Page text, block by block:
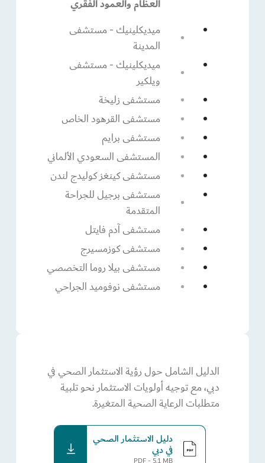
العظام والعمود الفقري
ميديكلينيك - مستشفى
المدينة
ميديكلينيك - مستشفى
ويلكير
مستشفى زليخة
مستشفى القرهود الخاص
مستشفى برايم
المستشفى السعودي الألماني
مستشفى كينغز كوليدج لندن
مستشفى برجيل للجراحة
المتقدمة
مستشفى آدم فايتل
مستشفى كوزمسيرج
مستشفى بيلا روما التخصصي
مستشفى نوفوميد الجراحي
الدليل الشامل حول رؤية الاستثمار الصحي في
دبي، مع توجيه أولويات الاستثمار نحو تلبية
متطلبات الرعاية الصحية المتغيرة.
دليل الاستثمار الصحي
في دبي
PDF - 5.1 MB
download